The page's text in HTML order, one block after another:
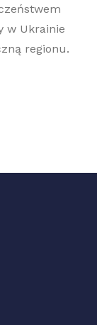
w Ukrainie
regionu.